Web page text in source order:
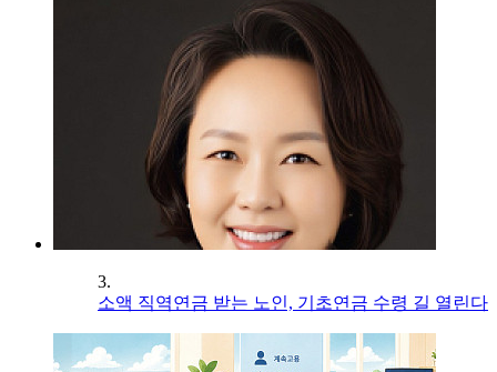
3.
소액 직역연금 받는 노인, 기초연금 수령 길 열린다